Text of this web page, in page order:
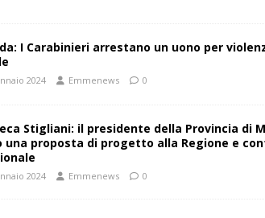
I Carabinieri arrestano un uono per
2024 Emmenews 0
Stigliani: il presidente della Provincia di
una proposta di progetto alla Regione e
2024 Emmenews 0